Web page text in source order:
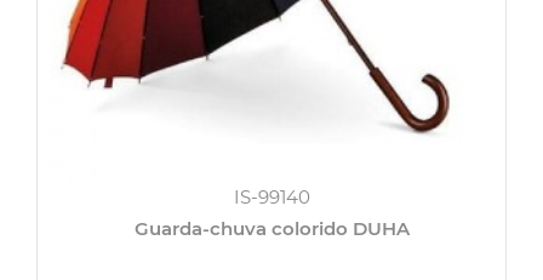
IS-99140
Guarda-chuva colorido DUHA